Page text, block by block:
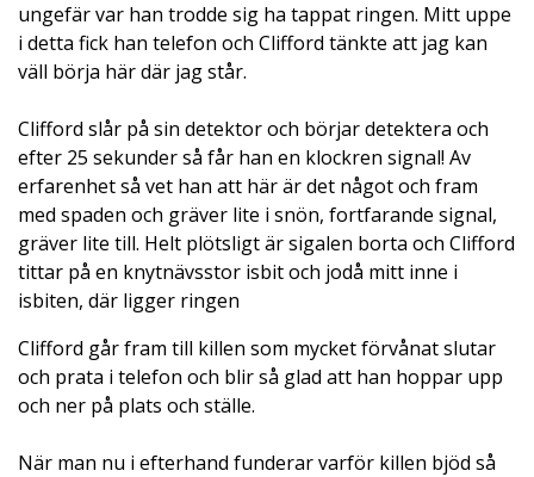
ungefär var han trodde sig ha tappat ringen. Mitt uppe
i detta fick han telefon och Clifford tänkte att jag kan
väll börja här där jag står.
Clifford slår på sin detektor och börjar detektera och
efter 25 sekunder så får han en klockren signal! Av
erfarenhet så vet han att här är det något och fram
med spaden och gräver lite i snön, fortfarande signal,
gräver lite till. Helt plötsligt är sigalen borta och Clifford
tittar på en knytnävsstor isbit och jodå mitt inne i
isbiten, där ligger ringen
Clifford går fram till killen som mycket förvånat slutar
och prata i telefon och blir så glad att han hoppar upp
och ner på plats och ställe.
När man nu i efterhand funderar varför killen bjöd så